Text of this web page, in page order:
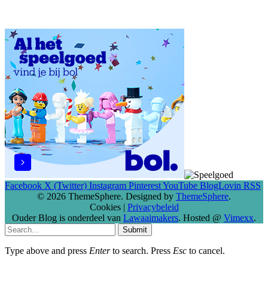
Facebook X (Twitter) Instagram PinterestYouTube BlogLovin RSS
© 2026 ThemeSphere. Designed by ThemeSphere.
Cookies| Privacybeleid
Ouder Blog is onderdeel van Lawaaimakers. Hosted @ Vimexx.
Submit
Type above and press Enterto search. Press Esc to cancel.